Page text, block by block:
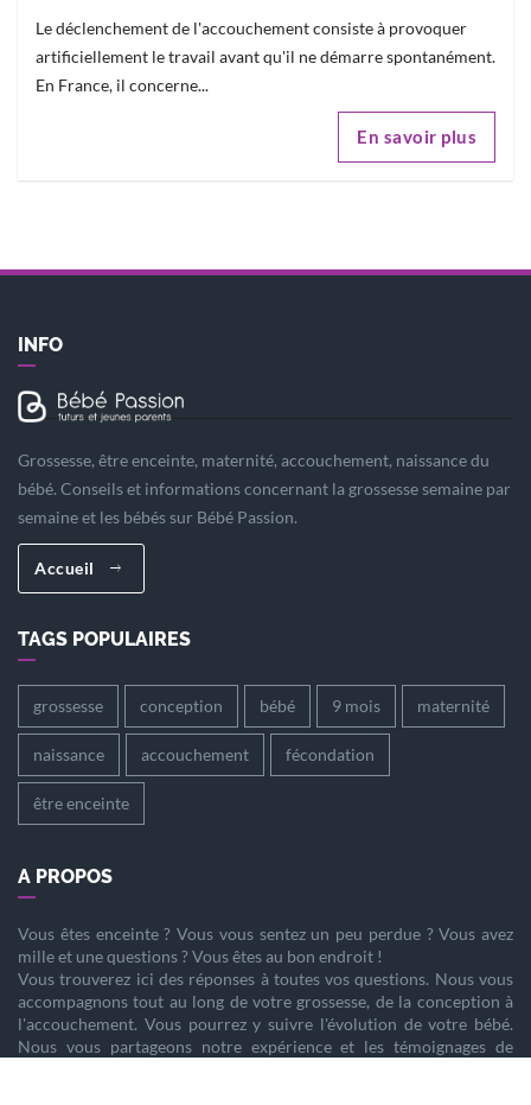
Le déclenchement de l'accouchement consiste à provoquer
artificiellement le travail avant qu'il ne démarre spontanément.
En France, il concerne...
En savoir plus
INFO
Grossesse, être enceinte, maternité, accouchement, naissance du
bébé. Conseils et informations concernant la grossesse semaine par
semaine et les bébés sur Bébé Passion.
Accueil
TAGS POPULAIRES
grossesse conception bébé 9 mois maternité
naissance accouchement fécondation
être enceinte
A PROPOS
Vous êtes enceinte? Vous vous sentez un peu perdue ? Vous avez
mille et une questions ? Vous êtes au bon endroit !
Vous trouverez ici des réponses à toutes vos questions. Nous vous
accompagnons tout au long de votre grossesse, de la conception à
l'accouchement. Vous pourrez y suivre l'évolution de votre bébé.
Nous vous partageons notre expérience et les témoignages de